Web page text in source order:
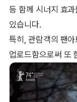
등 함께 시너지 효
있습니다.
특히, 관람객의 팬
업로드함으로써 또